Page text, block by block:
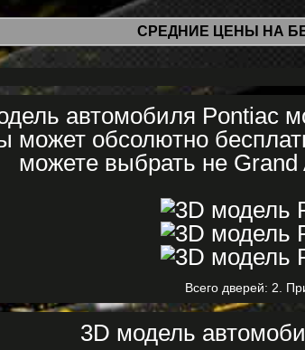
СРЕДНИЕ ЦЕНЫ НА
автомобиля Pontiac
может обсолютно
можете выбрать не
Всего дверей: 2.
3D модель